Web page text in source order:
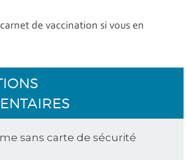
de vaccination si vous en
sans carte de sécurité